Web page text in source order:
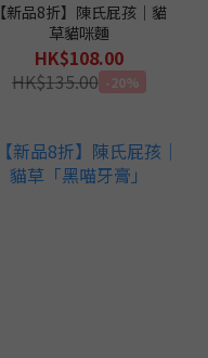
【新品8折】陳氏屁孩｜貓
草貓咪麵
HK$108.00
HK$135.00 -20%